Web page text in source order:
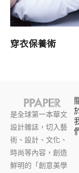
穿衣保養術
是全球第一本華文
設計雜誌，切入藝
術、設計、文化、
時尚等內容，創造
鮮明的「創意美學